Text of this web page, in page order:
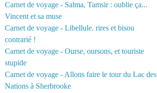
Carnet de voyage - Salma, Tamsir : oublie ça...
Vincent et sa muse
Carnet de voyage - Libellule. rires et bisou
contrarié !
Carnet de voyage - Ourse, oursons, et touriste
stupide
Carnet de voyage - Allons faire le tour du Lac des
Nations à Sherbrooke